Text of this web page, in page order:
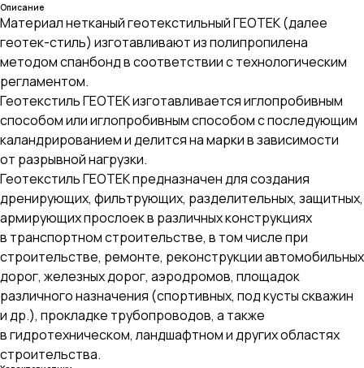
Описание
Материал нетканый геотекстильный ГЕОТЕК (далее
геотек-стиль) изготавливают из полипропилена
методом спанбонд в соответствии с технологическим
регламентом.
Геотекстиль ГЕОТЕК изготавливается иглопробивным
способом или иглопробивным способом с последующим
каландрированием и делится на марки в зависимости
от разрывной нагрузки.
Геотекстиль ГЕОТЕК предназначен для создания
дренирующих, фильтрующих, разделительных, защитных,
армирующих прослоек в различных конструкциях
в транспортном строительстве, в том числе при
строительстве, ремонте, реконструкции автомобильных
дорог, железных дорог, аэродромов, площадок
различного назначения (спортивных, под кусты скважин
и др.), прокладке трубопроводов, а также
в гидротехническом, ландшафтном и других областях
строительства.